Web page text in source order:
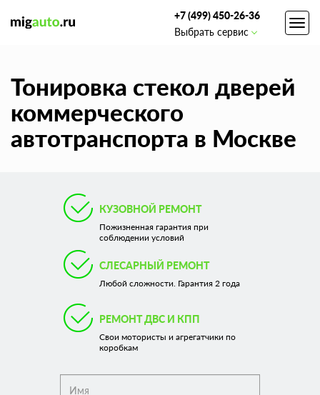
+7 (499) 450-26-36
Выбрать сервис
Тонировка стекол дверей
коммерческого
автотранспорта в Москве
КУЗОВНОЙ РЕМОНТ
Пожизненная гарантия при
соблюдении условий
СЛЕСАРНЫЙ РЕМОНТ
Любой сложности. Гарантия 2 года
РЕМОНТ ДВС И КПП
Свои мотористы и агрегатчики по
коробкам